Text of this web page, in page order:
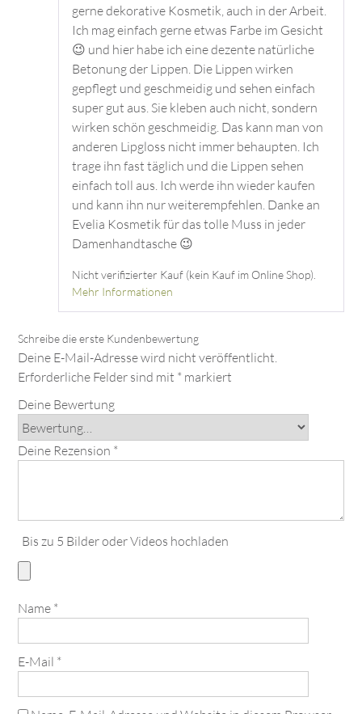
gerne dekorative Kosmetik, auch in der Arbeit.
Ich mag einfach gerne etwas Farbe im Gesicht
😉 und hier habe ich eine dezente natürliche
Betonung der Lippen. Die Lippen wirken
gepflegt und geschmeidig und sehen einfach
super gut aus. Sie kleben auch nicht, sondern
wirken schön geschmeidig. Das kann man von
anderen Lipgloss nicht immer behaupten. Ich
trage ihn fast täglich und die Lippen sehen
einfach toll aus. Ich werde ihn wieder kaufen
und kann ihn nur weiterempfehlen. Danke an
Evelia Kosmetik für das tolle Muss in jeder
Damenhandtasche 😉
Nicht verifizierter Kauf (kein Kauf im Online Shop).
Mehr Informationen
Deine E-Mail-Adresse wird nicht veröffentlicht.
Erforderliche Felder sind mit * markiert
Deine Bewertung
Deine Rezension *
Bis zu 5 Bilder oder Videos hochladen
Name *
E-Mail *